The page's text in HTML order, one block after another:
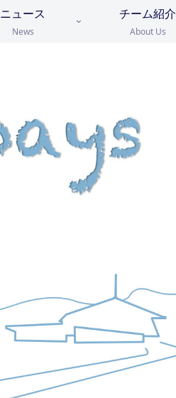
ニュース
News
チーム紹介
About Us